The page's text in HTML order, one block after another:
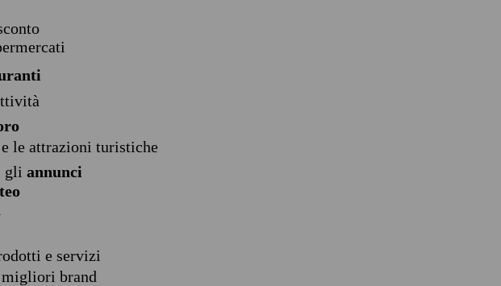
le attrazioni turistiche
gli annunci
e servizi
brand